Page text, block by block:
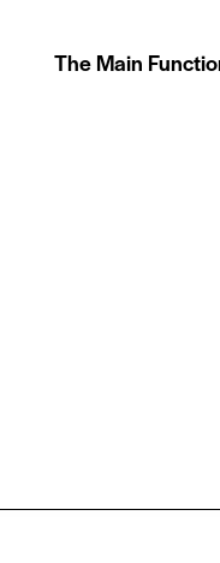
The Main